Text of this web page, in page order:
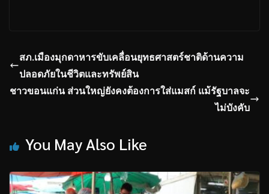
สภ.เมืองมุกดาหารขับเคลื่อนยุทธศาสตร์ชาติด้านความ
ปลอดภัยในชีวิตและทรัพย์สิน
ชาวขอนแก่น ส่วนใหญ่ยังคงต้องการใส่แมสก์ แม้รัฐบาลจะ
ไม่บังคับ
You May Also Like